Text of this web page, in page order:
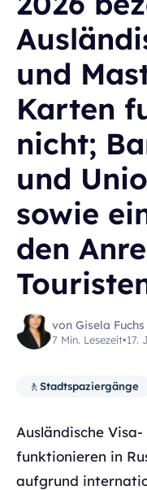
und
Karten
nicht;
und
sowie
den
von Gisela Fuchs
7 Min. Lesezeit•17.
🚶Stadtspaziergänge
Ausländische
funktionieren in
aufgrund